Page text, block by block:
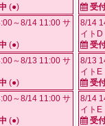
(●)
～8/14 11:00 サ
(●)
～8/13 11:00 サ
(●)
～8/14 11:00 サ
(●)
受
8/14
イトD
受
8/13
イトE
受
8/14
イトE
受